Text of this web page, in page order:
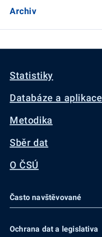
Archiv
Statistiky
Databáze a aplikace
Metodika
Sběr dat
O ČSÚ
Často navštěvované
Ochrana dat a legislativa